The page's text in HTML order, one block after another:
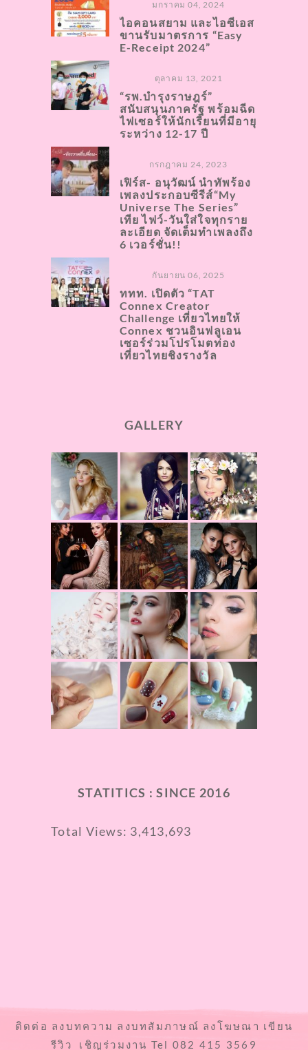
มกราคม 04, 2024
ไอคอนสยาม และไอซีเอส
ขานรับมาตรการ “Easy
E-Receipt 2024”
ตุลาคม 13, 2021
“รพ.บำรุงราษฎร์”
สนับสนุนภาครัฐ พร้อมฉีด
ไฟเซอร์ให้นักเรียนที่มีอายุ
ระหว่าง 12-17 ปี
กรกฎาคม 24, 2023
เฟิร์ส- อนุวัฒน์ นำทัพร้อง
เพลงประกอบซีรีส์“My
Universe The Series”
เทีย ไฟว์-วันใส่ใจทุกราย
ละเอียด จัดเต็มทำเพลงถึง
6 เวอร์ชั่น!!
กันยายน 06, 2025
ททท. เปิดตัว “TAT
Connex Creator
Challenge เที่ยวไทยให้
Connex ชวนอินฟลูเอน
เซอร์ร่วมโปรโมตท่อง
เที่ยวไทยชิงรางวัล
GALLERY
STATITICS : SINCE 2016
Total Views: 3,413,693
ติดต่อ ลงบทความ ลงบทสัมภาษณ์ ลงโฆษณา เขียน
รีวิว เชิญร่วมงาน Tel 082 415 3569